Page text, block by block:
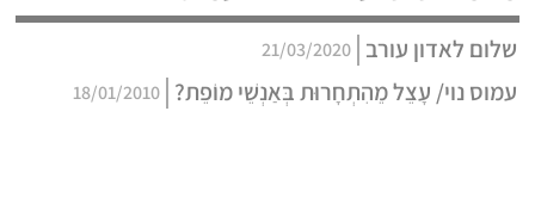
שלום לאדון עורב 21/03/2020
עמוס נוי/ עָצֵל מֵהִתְחָרוּת בְּאַנְשֵׁי מוֹפֵת? 18/01/2010